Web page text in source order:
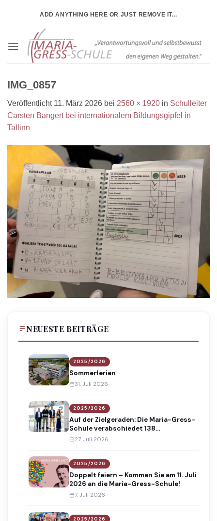
ADD ANYTHING HERE OR JUST REMOVE IT...
IMG_0857
Veröffentlicht 11. März 2026 bei 2560 × 1920 in Schulleiter
Carsten Bangert bei internationalem Bildungsgipfel in
Tallinn
NEUESTE BEITRÄGE
2025/2026
Sommerferien
31. Juli 2026
2025/2026
Auf der Zielgeraden: Die Maria-Gress-
Schule verabschiedet 138
Absolventinnen und Absolventen
27. Juli 2026
2025/2026
Doppelt feiern – Kommen Sie am 11. Juli
2026 an die Maria-Gress-Schule!
7. Juli 2026
2025/2026